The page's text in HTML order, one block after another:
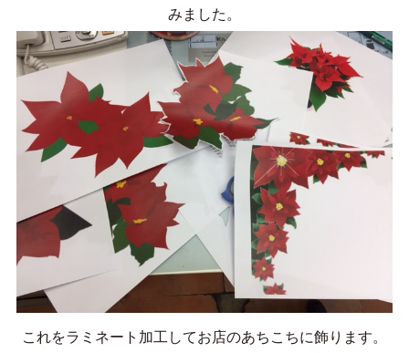
みました。
これをラミネート加工してお店のあちこちに飾ります。